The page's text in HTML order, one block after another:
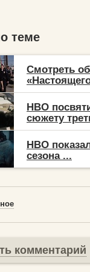
теме
Смотреть
HBO
сюжету
HBO
сезона ...
комментарий